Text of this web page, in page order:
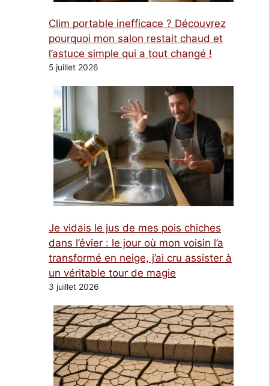
Clim portable inefficace ? Découvrez
pourquoi mon salon restait chaud et
l’astuce simple qui a tout changé !
5 juillet 2026
Je vidais le jus de mes pois chiches
dans l’évier : le jour où mon voisin l’a
transformé en neige, j’ai cru assister à
un véritable tour de magie
3 juillet 2026